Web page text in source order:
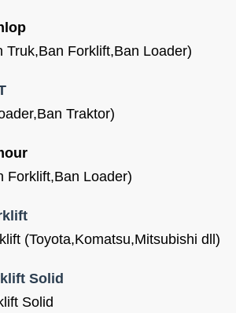
Truk,Ban Forklift,Ban Loader)
Traktor)
Forklift,Ban Loader)
(Toyota,Komatsu,Mitsubishi dll)
Solid
Solid